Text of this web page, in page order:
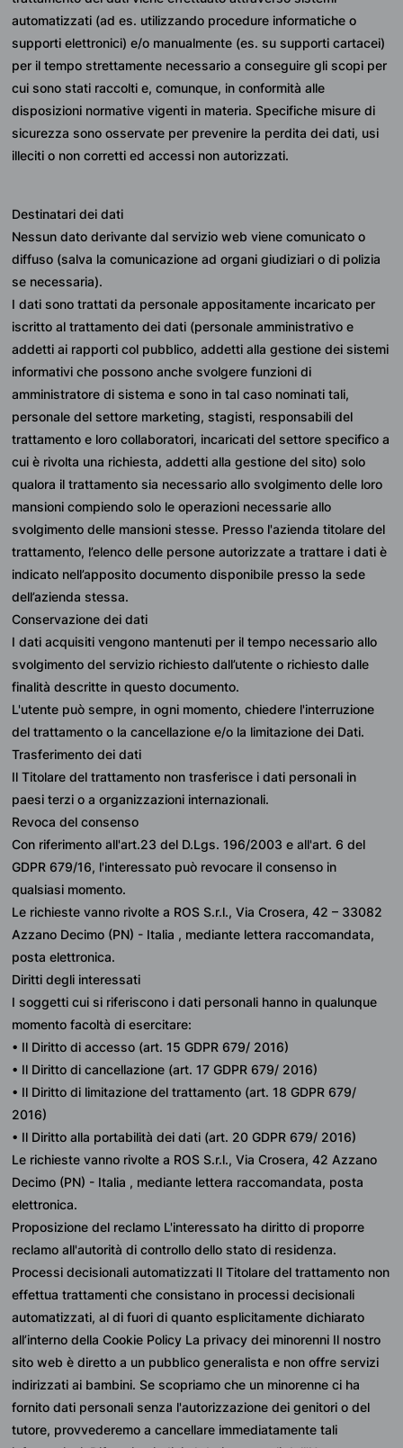
automatizzati (ad es. utilizzando procedure informatiche o
supporti elettronici) e/o manualmente (es. su supporti cartacei)
per il tempo strettamente necessario a conseguire gli scopi per
cui sono stati raccolti e, comunque, in conformità alle
disposizioni normative vigenti in materia. Specifiche misure di
sicurezza sono osservate per prevenire la perdita dei dati, usi
illeciti o non corretti ed accessi non autorizzati.
Destinatari dei dati
Nessun dato derivante dal servizio web viene comunicato o
diffuso (salva la comunicazione ad organi giudiziari o di polizia
se necessaria).
I dati sono trattati da personale appositamente incaricato per
iscritto al trattamento dei dati (personale amministrativo e
addetti ai rapporti col pubblico, addetti alla gestione dei sistemi
informativi che possono anche svolgere funzioni di
amministratore di sistema e sono in tal caso nominati tali,
personale del settore marketing, stagisti, responsabili del
trattamento e loro collaboratori, incaricati del settore specifico a
cui è rivolta una richiesta, addetti alla gestione del sito) solo
qualora il trattamento sia necessario allo svolgimento delle loro
mansioni compiendo solo le operazioni necessarie allo
svolgimento delle mansioni stesse. Presso l'azienda titolare del
trattamento, l’elenco delle persone autorizzate a trattare i dati è
indicato nell’apposito documento disponibile presso la sede
dell’azienda stessa.
Conservazione dei dati
I dati acquisiti vengono mantenuti per il tempo necessario allo
svolgimento del servizio richiesto dall’utente o richiesto dalle
finalità descritte in questo documento.
L'utente può sempre, in ogni momento, chiedere l'interruzione
del trattamento o la cancellazione e/o la limitazione dei Dati.
Trasferimento dei dati
Il Titolare del trattamento non trasferisce i dati personali in
paesi terzi o a organizzazioni internazionali.
Revoca del consenso
Con riferimento all'art.23 del D.Lgs. 196/2003 e all'art. 6 del
GDPR 679/16, l'interessato può revocare il consenso in
qualsiasi momento.
Le richieste vanno rivolte a ROS S.r.l., Via Crosera, 42 – 33082
Azzano Decimo (PN) - Italia , mediante lettera raccomandata,
posta elettronica.
Diritti degli interessati
I soggetti cui si riferiscono i dati personali hanno in qualunque
momento facoltà di esercitare:
• Il Diritto di accesso (art. 15 GDPR 679/ 2016)
• Il Diritto di cancellazione (art. 17 GDPR 679/ 2016)
• Il Diritto di limitazione del trattamento (art. 18 GDPR 679/
2016)
• Il Diritto alla portabilità dei dati (art. 20 GDPR 679/ 2016)
Le richieste vanno rivolte a ROS S.r.l., Via Crosera, 42 Azzano
Decimo (PN) - Italia , mediante lettera raccomandata, posta
elettronica.
Proposizione del reclamo L'interessato ha diritto di proporre
reclamo all'autorità di controllo dello stato di residenza.
Processi decisionali automatizzati Il Titolare del trattamento non
effettua trattamenti che consistano in processi decisionali
automatizzati, al di fuori di quanto esplicitamente dichiarato
all’interno della Cookie Policy La privacy dei minorenni Il nostro
sito web è diretto a un pubblico generalista e non offre servizi
indirizzati ai bambini. Se scopriamo che un minorenne ci ha
fornito dati personali senza l'autorizzazione dei genitori o del
tutore, provvederemo a cancellare immediatamente tali